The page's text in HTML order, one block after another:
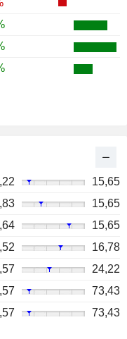
15,65
15,65
15,65
16,78
24,22
73,43
73,43